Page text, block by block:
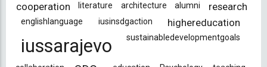
cooperation literature architecture alumni research
englishlanguage iusinsdgaction highereducation
iussarajevo sustainabledevelopmentgoals